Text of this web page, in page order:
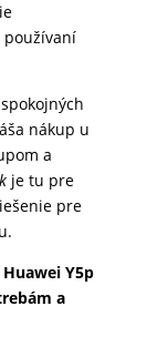
nákup u
a
je tu pre
pre
Y5p
a